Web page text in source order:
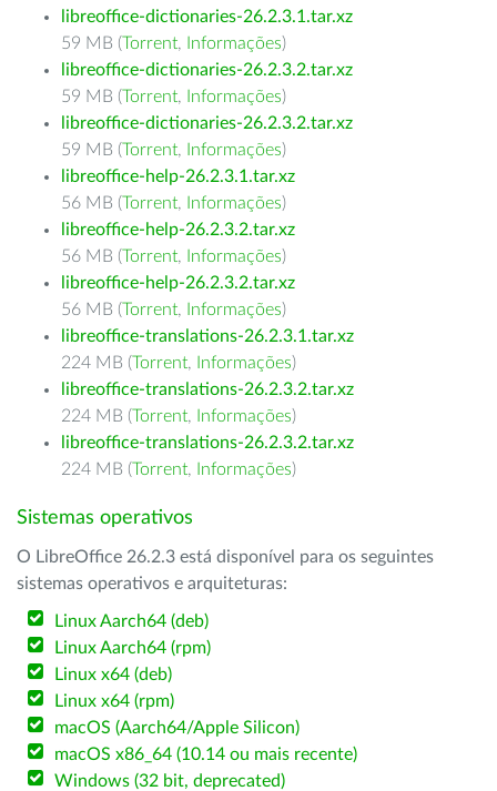
libreoffice-dictionaries-26.2.3.1.tar.xz
59 MB (Torrent, Informações)
libreoffice-dictionaries-26.2.3.2.tar.xz
59 MB (Torrent, Informações)
libreoffice-dictionaries-26.2.3.2.tar.xz
59 MB (Torrent, Informações)
libreoffice-help-26.2.3.1.tar.xz
56 MB (Torrent, Informações)
libreoffice-help-26.2.3.2.tar.xz
56 MB (Torrent, Informações)
libreoffice-help-26.2.3.2.tar.xz
56 MB (Torrent, Informações)
libreoffice-translations-26.2.3.1.tar.xz
224 MB (Torrent, Informações)
libreoffice-translations-26.2.3.2.tar.xz
224 MB (Torrent, Informações)
libreoffice-translations-26.2.3.2.tar.xz
224 MB (Torrent, Informações)
Sistemas operativos
O LibreOffice 26.2.3 está disponível para os seguintes
sistemas operativos e arquiteturas:
Linux Aarch64 (deb)
Linux Aarch64 (rpm)
Linux x64 (deb)
Linux x64 (rpm)
macOS (Aarch64/Apple Silicon)
macOS x86_64 (10.14 ou mais recente)
Windows (32 bit, deprecated)